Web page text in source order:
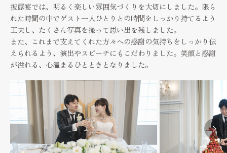
披露宴では、明るく楽しい雰囲気づくりを大切にしました。限ら
れた時間の中でゲスト一人ひとりとの時間をしっかり持てるよう
工夫し、たくさん写真を撮って思い出を残しました。
また、これまで支えてくれた方々への感謝の気持ちをしっかり伝
えられるよう、演出やスピーチにもこだわりました。笑顔と感謝
が溢れる、心温まるひとときとなりました。